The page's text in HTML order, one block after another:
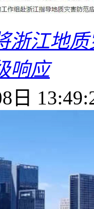
浙江地
响应
日